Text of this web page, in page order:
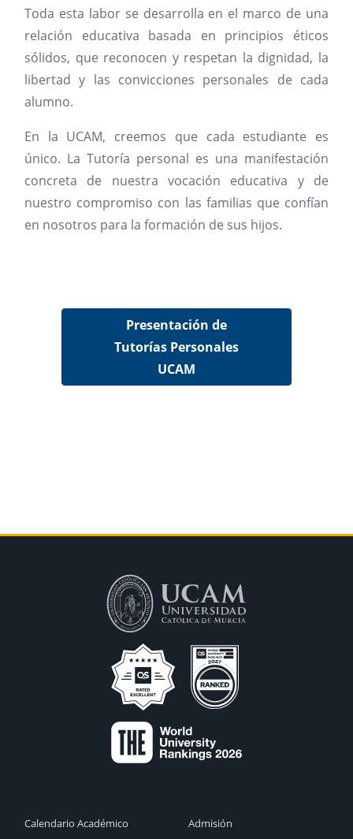
Toda esta labor se desarrolla en el marco de una
relación educativa basada en principios éticos
sólidos, que reconocen y respetan la dignidad, la
libertad y las convicciones personales de cada
alumno.
En la UCAM, creemos que cada estudiante es
único. La Tutoría personal es una manifestación
concreta de nuestra vocación educativa y de
nuestro compromiso con las familias que confían
en nosotros para la formación de sus hijos.
Presentación de
Tutorías Personales
UCAM
Calendario Académico Admisión